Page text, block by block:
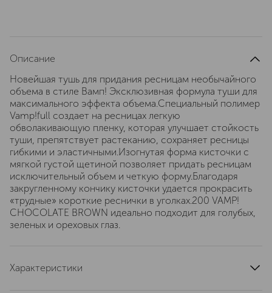
Описание
Новейшая тушь для придания ресницам необычайного
объема в стиле Вамп! Эксклюзивная формула туши для
максимального эффекта объема.Специальный полимер
Vamp!full создает на ресницах легкую
обволакивающую пленку, которая улучшает стойкость
туши, препятствует растеканию, сохраняет ресницы
гибкими и эластичными.Изогнутая форма кисточки с
мягкой густой щетиной позволяет придать ресницам
исключительный объем и четкую форму.Благодаря
закругленному кончику кисточки удается прокрасить
«трудные» короткие реснички в уголках.200 VAMP!
CHOCOLATE BROWN идеально подходит для голубых,
зеленых и ореховых глаз.
Характеристики